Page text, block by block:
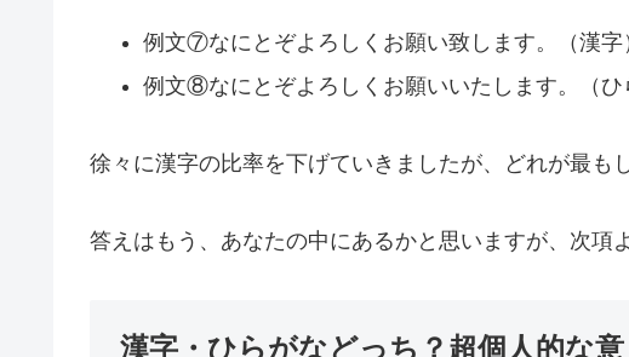
例文⑦なにとぞよろしくお願い致します。（漢字
例文⑧なにとぞよろしくお願いいたします。（ひ
徐々に漢字の比率を下げていきましたが、どれが最も
答えはもう、あなたの中にあるかと思いますが、次項
漢字・ひらがなどっち？超個人的な